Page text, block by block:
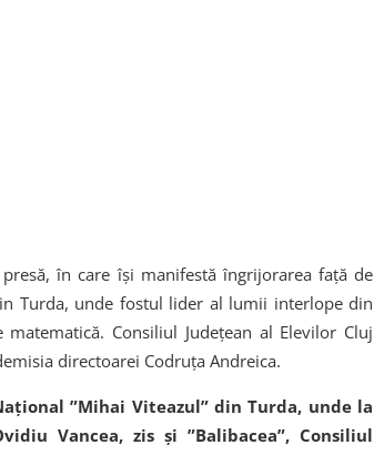
în care își manifestă îngrijorarea față de
Turda, unde fostul lider al lumii interlope din
Consiliul Județean al Elevilor Cluj
directoarei Codruța Andreica.
”Mihai Viteazul” din Turda, unde la
Vancea, zis și ”Balibacea”, Consiliul